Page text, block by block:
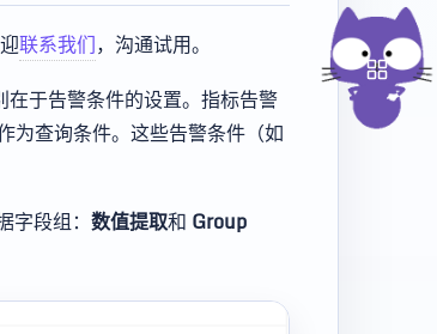
联系我们，沟通试用。
于告警条件的设置。指标告警
为查询条件。这些告警条件（如
段组： 数值提取和 Group